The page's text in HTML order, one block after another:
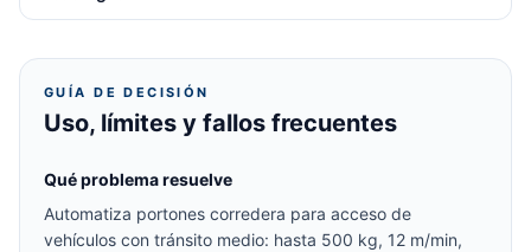
GUÍA DE DECISIÓN
Uso, límites y fallos frecuentes
Qué problema resuelve
Automatiza portones corredera para acceso de
vehículos con tránsito medio: hasta 500 kg, 12 m/min,